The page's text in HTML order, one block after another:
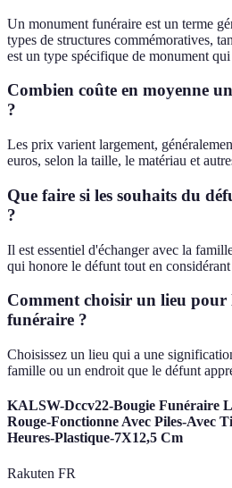
Un monument funéraire est un terme
types de structures commémoratives,
est un type spécifique de monument
Combien coûte en moyenne
?
Les prix varient largement,
euros, selon la taille, le matériau et
Que faire si les souhaits du
?
Il est essentiel d'échanger avec la
qui honore le défunt tout en
Comment choisir un lieu pour
funéraire ?
Choisissez un lieu qui a une
famille ou un endroit que le défunt
KALSW-Dccv22-Bougie Funéraire
Rouge-Fonctionne Avec Piles-Avec
Heures-Plastique-7X12,5 Cm
Rakuten FR